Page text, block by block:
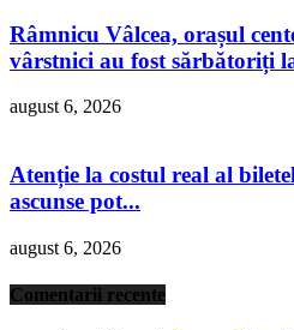
Râmnicu Vâlcea, orașul
vârstnici au fost sărbătoriți
august 6, 2026
Atenție la costul real al
ascunse pot...
august 6, 2026
Comentarii recente